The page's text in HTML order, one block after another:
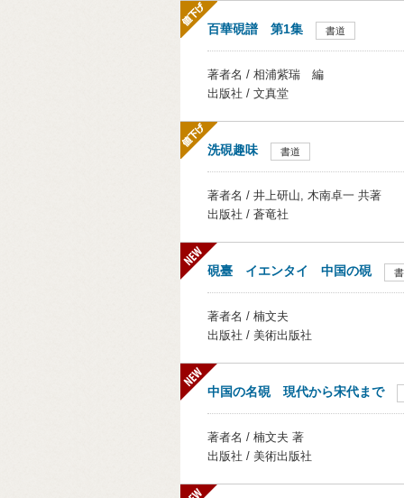
百華硯譜 第1集 書道
著者名 / 相浦紫瑞 編
出版社 / 文真堂
洗硯趣味 書道
著者名 / 井上研山, 木南卓一 共著
出版社 / 蒼竜社
硯臺 イエンタイ 中国の硯
著者名 / 楠文夫
出版社 / 美術出版社
中国の名硯 現代から宋代まで
著者名 / 楠文夫 著
出版社 / 美術出版社